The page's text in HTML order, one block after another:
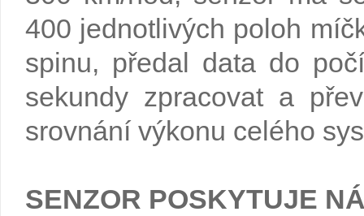
400 jednotlivých poloh
spinu, předal data do
sekundy zpracovat a
srovnání výkonu celého
SENZOR POSKYTUJE